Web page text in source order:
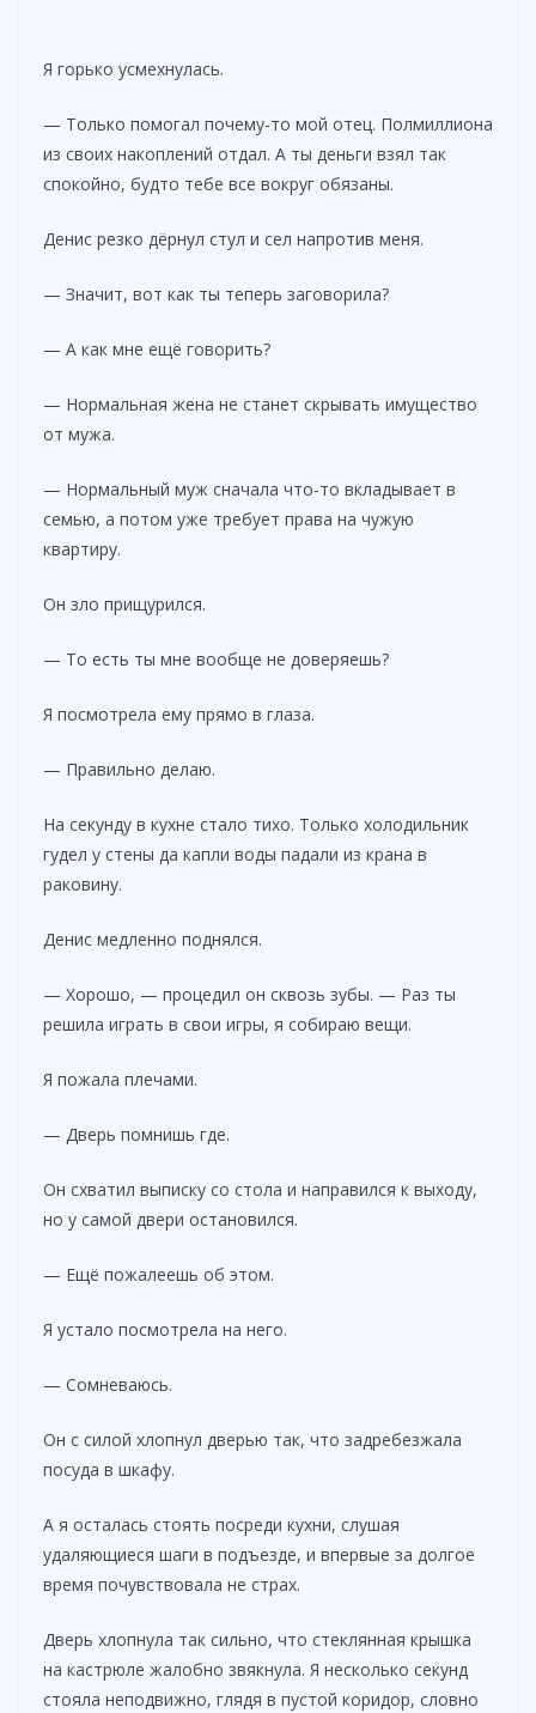
Я горько усмехнулась.
— Только помогал почему-то мой отец. Полмиллиона
из своих накоплений отдал. А ты деньги взял так
спокойно, будто тебе все вокруг обязаны.
Денис резко дёрнул стул и сел напротив меня.
— Значит, вот как ты теперь заговорила?
— А как мне ещё говорить?
— Нормальная жена не станет скрывать имущество
от мужа.
— Нормальный муж сначала что-то вкладывает в
семью, а потом уже требует права на чужую
квартиру.
Он зло прищурился.
— То есть ты мне вообще не доверяешь?
Я посмотрела ему прямо в глаза.
— Правильно делаю.
На секунду в кухне стало тихо. Только холодильник
гудел у стены да капли воды падали из крана в
раковину.
Денис медленно поднялся.
— Хорошо, — процедил он сквозь зубы. — Раз ты
решила играть в свои игры, я собираю вещи.
Я пожала плечами.
— Дверь помнишь где.
Он схватил выписку со стола и направился к выходу,
но у самой двери остановился.
— Ещё пожалеешь об этом.
Я устало посмотрела на него.
— Сомневаюсь.
Он с силой хлопнул дверью так, что задребезжала
посуда в шкафу.
А я осталась стоять посреди кухни, слушая
удаляющиеся шаги в подъезде, и впервые за долгое
время почувствовала не страх.
Дверь хлопнула так сильно, что стеклянная крышка
на кастрюле жалобно звякнула. Я несколько секунд
стояла неподвижно, глядя в пустой коридор, словно